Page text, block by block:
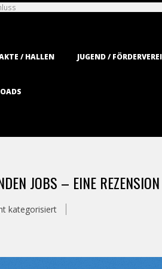
/ HALLEN JUGEND /
JOBS – EINE
kategorisiert